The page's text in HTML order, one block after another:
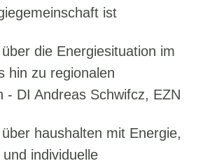
ist
über die Energiesituation im
hin zu regionalen
- DI Andreas Schwifcz, EZN
über haushalten mit Energie,
individuelle